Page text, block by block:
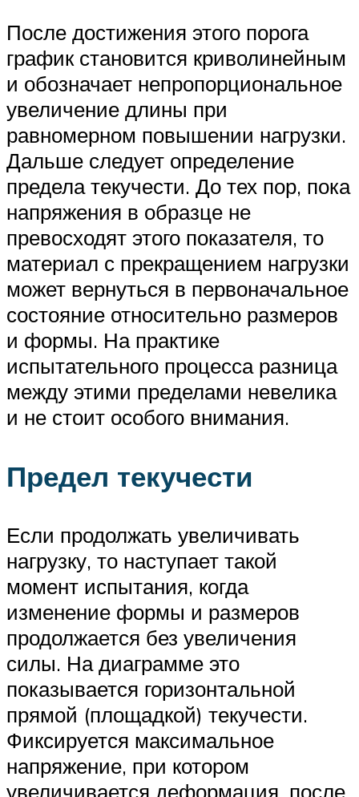
После достижения этого порога
график становится криволинейным
и обозначает непропорциональное
увеличение длины при
равномерном повышении нагрузки.
Дальше следует определение
предела текучести. До тех пор, пока
напряжения в образце не
превосходят этого показателя, то
материал с прекращением нагрузки
может вернуться в первоначальное
состояние относительно размеров
и формы. На практике
испытательного процесса разница
между этими пределами невелика
и не стоит особого внимания.
Предел текучести
Если продолжать увеличивать
нагрузку, то наступает такой
момент испытания, когда
изменение формы и размеров
продолжается без увеличения
силы. На диаграмме это
показывается горизонтальной
прямой (площадкой) текучести.
Фиксируется максимальное
напряжение, при котором
увеличивается деформация, после